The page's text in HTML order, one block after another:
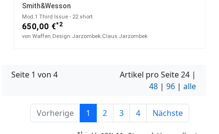
Smith&Wesson
Mod.1 Third Issue - 22 short
650,00 €*2
von Waffen Design Jarzombek Claus Jarzombek
Seite 1 von 4 Artikel pro Seite24 |
48 | 96 | alle
Vorherige 1 2 3 4 Nächste